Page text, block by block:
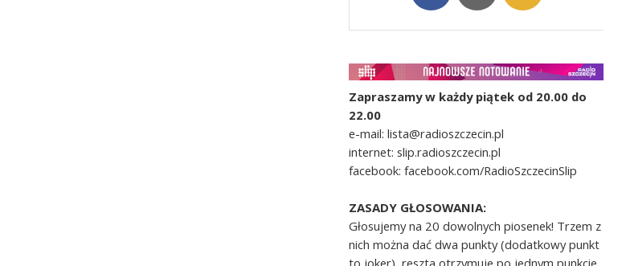
Zapraszamy w każdy piątek od 20.00 do
22.00
e-mail: lista@radioszczecin.pl
internet: slip.radioszczecin.pl
facebook: facebook.com/RadioSzczecinSlip
ZASADY GŁOSOWANIA:
Głosujemy na 20 dowolnych piosenek! Trzem z
nich można dać dwa punkty (dodatkowy punkt